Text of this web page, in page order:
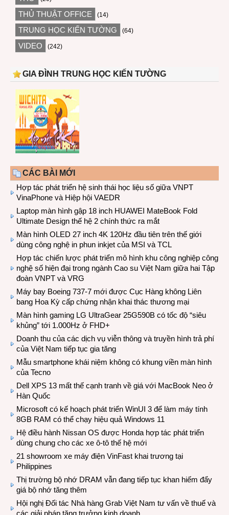
THỦ THUẬT OFFICE (14)
TRUNG HỌC KIẾN TƯỜNG (64)
VIDEO (242)
GIA ĐÌNH TRUNG HỌC KIẾN TƯỜNG
CÁC BÀI MỚI
Hợp tác phát triển hệ sinh thái học liệu số giữa VNPT
VinaPhone và Hiệp hội VAEDR
Laptop màn hình gập 18 inch HUAWEI MateBook Fold
Ultimate Design thế hệ 2 chính thức ra mắt
Màn hình OLED 27 inch 4K 120Hz đầu tiên trên thế giới
dùng công nghệ in phun inkjet của MSI và TCL
Hợp tác chiến lược phát triển mô hình khu công nghiệp công
nghệ số hiện đại trong ngành Cao su Việt Nam giữa hai Tập
đoàn VNPT và VRG
Máy bay Boeing 737-7 mới được Cục Hàng không Liên
bang Hoa Kỳ cấp chứng nhận khai thác thương mại
Màn hình gaming LG UltraGear 25G590B có tốc độ “siêu
khủng” tới 1.000Hz ở FHD+
Doanh thu của các dịch vụ viễn thông và truyền hình trả phí
của Việt Nam tiếp tục gia tăng
Mẫu smartphone khái niệm không có khung viền màn hình
của Tecno
Dell XPS 13 mất thế cạnh tranh về giá với MacBook Neo ở
Hàn Quốc
Microsoft có kế hoạch phát triển WinUI 3 để làm máy tính
8GB RAM có thể chạy hiệu quả Windows 11
Hệ điều hành Nissan OS được Honda hợp tác phát triển
dùng chung cho các xe ô-tô thế hệ mới
21 showroom xe máy điện VinFast khai trương tại
Philippines
Thị trường bộ nhớ DRAM vẫn đang tiếp tục khan hiếm đẩy
giá bộ nhớ tăng thêm
Hội nghị Đối tác Nhà hàng Grab Việt Nam tư vấn về thuế và
các giải pháp tăng trưởng kinh doanh